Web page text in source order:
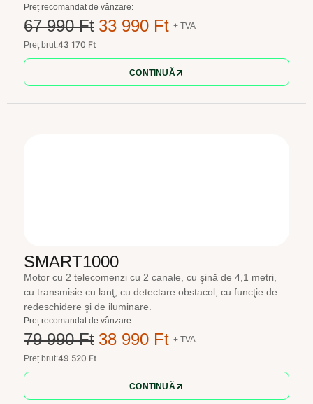
Preț recomandat de vânzare:
67 990 Ft 33 990 Ft + TVA
Preț brut:43 170 Ft
CONTINUĂ
SMART1000
Motor cu 2 telecomenzi cu 2 canale, cu şină de 4,1 metri,
cu transmisie cu lanţ, cu detectare obstacol, cu funcţie de
redeschidere şi de iluminare.
Preț recomandat de vânzare:
79 990 Ft 38 990 Ft + TVA
Preț brut:49 520 Ft
CONTINUĂ